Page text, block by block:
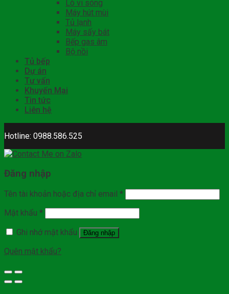
Lò vi sóng
Máy hút mùi
Tủ lạnh
Máy sấy bát
Bếp gas âm
Bộ nồi
Tủ bếp
Dự án
Tư vấn
Khuyến Mại
Tin tức
Liên hệ
Hotline: 0988.586.525
Đăng nhập
Tên tài khoản hoặc địa chỉ email *
Mật khẩu *
Ghi nhớ mật khẩu
Đăng nhập
Quên mật khẩu?